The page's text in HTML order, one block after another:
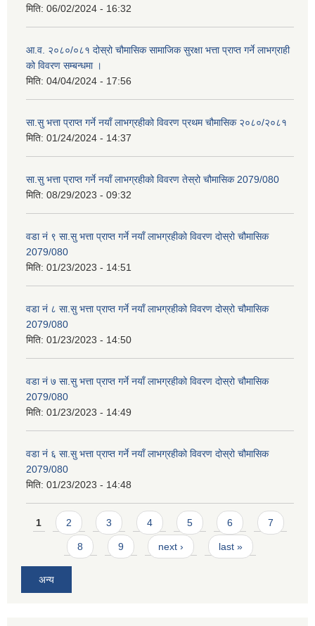
मिति: 06/02/2024 - 16:32
आ.व. २०८०/०८१ दोस्रो चौमासिक सामाजिक सुरक्षा भत्ता प्राप्त गर्ने लाभग्राही
को विवरण सम्बन्धमा ।
मिति: 04/04/2024 - 17:56
सा.सु भत्ता प्राप्त गर्ने नयाँ लाभग्रहीको विवरण प्रथम चौमासिक २०८०/२०८१
मिति: 01/24/2024 - 14:37
सा.सु भत्ता प्राप्त गर्ने नयाँ लाभग्रहीको विवरण तेस्रो चौमासिक 2079/080
मिति: 08/29/2023 - 09:32
वडा नं ९ सा.सु भत्ता प्राप्त गर्ने नयाँ लाभग्रहीको विवरण दोस्रो चौमासिक
2079/080
मिति: 01/23/2023 - 14:51
वडा नं ८ सा.सु भत्ता प्राप्त गर्ने नयाँ लाभग्रहीको विवरण दोस्रो चौमासिक
2079/080
मिति: 01/23/2023 - 14:50
वडा नं ७ सा.सु भत्ता प्राप्त गर्ने नयाँ लाभग्रहीको विवरण दोस्रो चौमासिक
2079/080
मिति: 01/23/2023 - 14:49
वडा नं ६ सा.सु भत्ता प्राप्त गर्ने नयाँ लाभग्रहीको विवरण दोस्रो चौमासिक
2079/080
मिति: 01/23/2023 - 14:48
Pages
1 2 3 4 5 6 7
8 9 next › last »
अन्य